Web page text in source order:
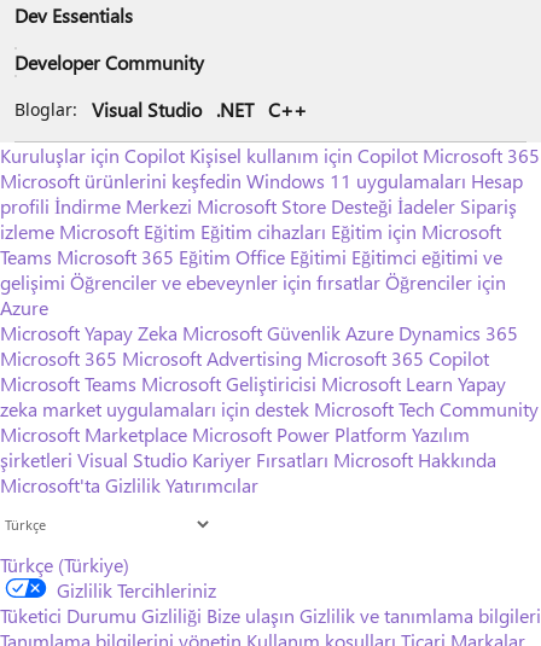
Dev Essentials
Developer Community
Bloglar: Visual Studio .NET C++
Kuruluşlar için Copilot Kişisel kullanım için Copilot Microsoft 365
Microsoft ürünlerini keşfedin Windows 11 uygulamaları Hesap
profili İndirme Merkezi Microsoft Store Desteği İadeler Sipariş
izleme Microsoft Eğitim Eğitim cihazları Eğitim için Microsoft
Teams Microsoft 365 Eğitim Office Eğitimi Eğitimci eğitimi ve
gelişimi Öğrenciler ve ebeveynler için fırsatlarÖğrenciler için
Azure
Microsoft Yapay Zeka Microsoft GüvenlikAzure Dynamics 365
Microsoft 365 Microsoft Advertising Microsoft 365 Copilot
Microsoft Teams Microsoft Geliştiricisi Microsoft Learn Yapay
zeka market uygulamaları için destek Microsoft Tech Community
Microsoft Marketplace Microsoft Power Platform Yazılım
şirketleri Visual Studio Kariyer Fırsatları Microsoft Hakkında
Microsoft'ta GizlilikYatırımcılar
Türkçe (Türkiye)
Gizlilik Tercihleriniz
Tüketici Durumu Gizliliği Bize ulaşın Gizlilik ve tanımlama bilgileri
Tanımlama bilgilerini yönetin Kullanım koşulları Ticari Markalar